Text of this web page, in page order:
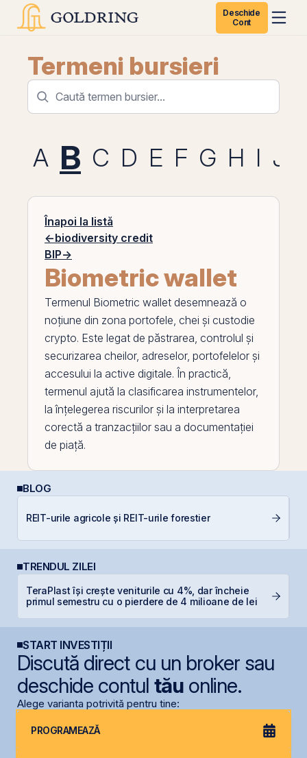
Deschide
Cont
Termeni bursieri
A B C D E F G H I J
Înapoi la listă
←biodiversity credit
BIP→
Biometric wallet
Termenul Biometric wallet desemnează o
noțiune din zona portofele, chei și custodie
crypto. Este legat de păstrarea, controlul și
securizarea cheilor, adreselor, portofelelor și
accesului la active digitale. În practică,
termenul ajută la clasificarea instrumentelor,
la înțelegerea riscurilor și la interpretarea
corectă a tranzacțiilor sau a documentației
de piață.
BLOG
REIT-urile agricole și REIT-urile forestier
TRENDUL ZILEI
TeraPlast își crește veniturile cu 4%, dar încheie
primul semestru cu o pierdere de 4 milioane de lei
START INVESTIȚII
Discută direct cu un broker sau
deschide contul tăuonline.
Alege varianta potrivită pentru tine:
PROGRAMEAZĂ